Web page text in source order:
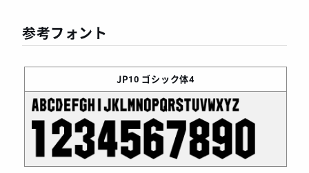
参考フォント
JP10 ゴシック体4